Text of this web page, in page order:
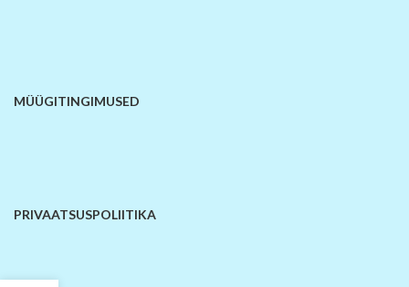
MÜÜGITINGIMUSED
PRIVAATSUSPOLIITIKA